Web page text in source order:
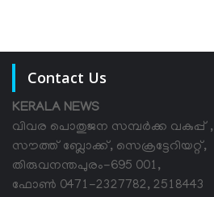
Contact Us
KERALA NEWS
വിവര പൊതുജന സമ്പര്‍ക്ക വകുപ്പ് ,
സൗത്ത് ബ്ലോക്ക്, സെക്രട്ടേറിയറ്റ്,
തിരുവനന്തപുരം-695 001,
ഫോൺ 0471-2327782, 2518443